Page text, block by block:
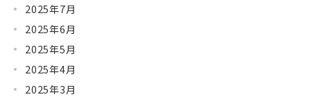
2025年7月
2025年6月
2025年5月
2025年4月
2025年3月